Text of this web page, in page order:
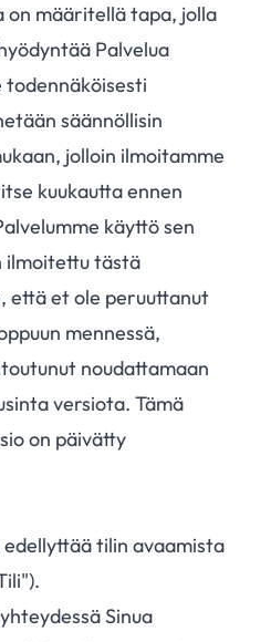
määritellä tapa, jolla
Palvelua
todennäköisesti
säännöllisin
jolloin ilmoitamme
kuukautta ennen
käyttö sen
ilmoitettu tästä
että et ole peruuttanut
mennessä,
noudattamaan
versiota. Tämä
on päivätty
tilin avaamista
Sinua